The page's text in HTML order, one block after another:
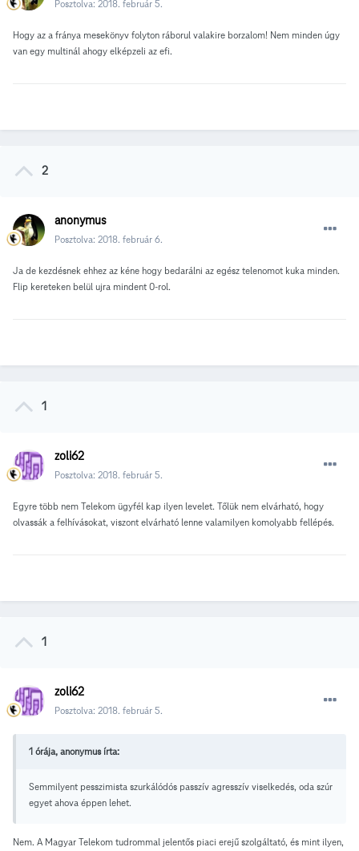
Posztolva: 2018. február 5.
Hogy az a fránya mesekönyv folyton ráborul valakire borzalom! Nem minden úgy
van egy multinál ahogy elképzeli az efi.
2
anonymus
Posztolva: 2018. február 6.
Ja de kezdésnek ehhez az kéne hogy bedarálni az egész telenomot kuka minden.
Flip kereteken belül ujra mindent 0-rol.
1
zoli62
Posztolva: 2018. február 5.
Egyre több nem Telekom ügyfél kap ilyen levelet. Tőlük nem elvárható, hogy
olvassák a felhívásokat, viszont elvárható lenne valamilyen komolyabb fellépés.
1
zoli62
Posztolva: 2018. február 5.
1 órája, anonymus írta:
Semmilyent pesszimista szurkálódós passzív agresszív viselkedés, oda szúr
egyet ahova éppen lehet.
Nem. A Magyar Telekom tudrommal jelentős piaci erejű szolgáltató, és mint ilyen,